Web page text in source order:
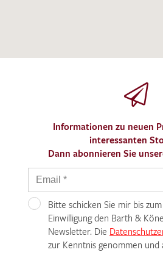
Informationen zu neuen
interessanten
Dann abonnieren Sie
Bitte schicken Sie mir bis
Einwilligung den Barth &
Newsletter. Die
zur Kenntnis genommen und